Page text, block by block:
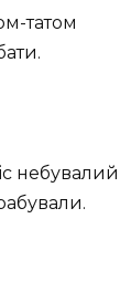
татом
небувалий